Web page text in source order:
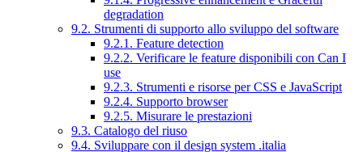
degradation
9.2. Strumenti di supporto allo sviluppo del software
9.2.1. Feature detection
9.2.2. Verificare le feature disponibili con Can I
use
9.2.3. Strumenti e risorse per CSS e JavaScript
9.2.4. Supporto browser
9.2.5. Misurare le prestazioni
9.3. Catalogo del riuso
9.4. Sviluppare con il design system .italia